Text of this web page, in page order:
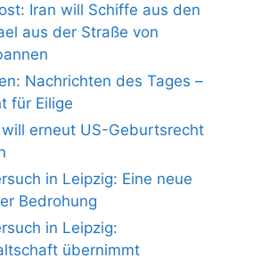
Iran will Schiffe aus den
aus der Straße von
Nachrichten des Tages –
für Eilige
will erneut US-Geburtsrecht
in Leipzig: Eine neue
Bedrohung
in Leipzig:
übernimmt